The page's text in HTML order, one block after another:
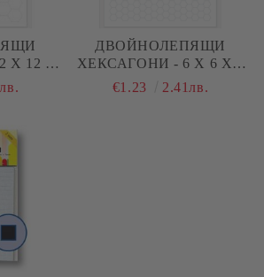
Х 12 Х
ДВОЙНОЛЕПЯЩИ
ХЕКСАГОНИ - 6 Х 6 Х 2
ММ. - 246 БР.
€1.23 2.41лв.